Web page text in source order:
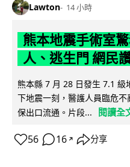
Lawton 14 小時
熊本地震手術室
人、逃生門 網民
熊本縣 7 月 28 日發生 7.1 級
下地震一刻，醫護人員臨危
保出口流通。片段...
閱讀全
56 16 ↗ 分享